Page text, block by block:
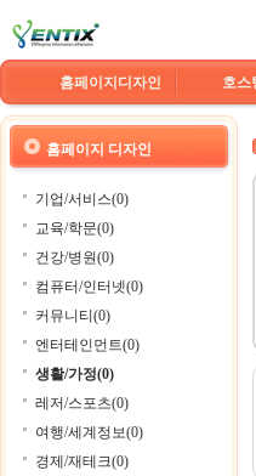
홈페이지디자인 호스
홈페이지 디자인
기업/서비스(0)
교육/학문(0)
건강/병원(0)
컴퓨터/인터넷(0)
커뮤니티(0)
엔터테인먼트(0)
생활/가정(0)
레저/스포츠(0)
여행/세계정보(0)
경제/재테크(0)